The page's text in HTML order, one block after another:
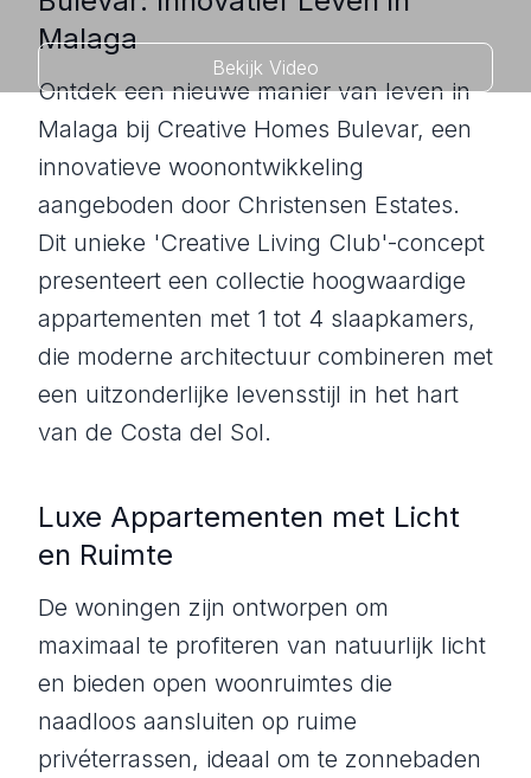
Bekijk Video
Malaga
Ontdek een nieuwe manier van leven in
Malaga bij Creative Homes Bulevar, een
innovatieve woonontwikkeling
aangeboden door Christensen Estates.
Dit unieke 'Creative Living Club'-concept
presenteert een collectie hoogwaardige
appartementen met 1 tot 4 slaapkamers,
die moderne architectuur combineren met
een uitzonderlijke levensstijl in het hart
van de Costa del Sol.
Luxe Appartementen met Licht
en Ruimte
De woningen zijn ontworpen om
maximaal te profiteren van natuurlijk licht
en bieden open woonruimtes die
naadloos aansluiten op ruime
privéterrassen, ideaal om te zonnebaden